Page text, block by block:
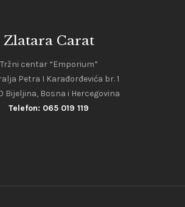
Zlatara Carat
Tržni centar “Emporium”
Petra I Karađorđevića br. 1
Bijeljina, Bosna i Hercegovina
Telefon: 065 019 119